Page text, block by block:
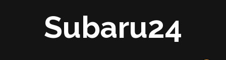
Subaru24